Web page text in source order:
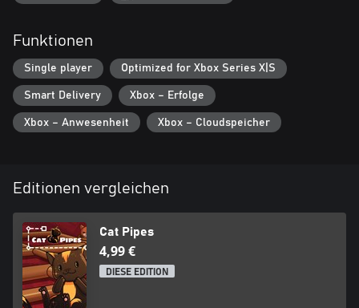
Funktionen
Single player Optimized for Xbox Series X|S
Smart Delivery Xbox – Erfolge
Xbox – Anwesenheit Xbox – Cloudspeicher
Editionen vergleichen
Cat Pipes
4,99 €
DIESE EDITION